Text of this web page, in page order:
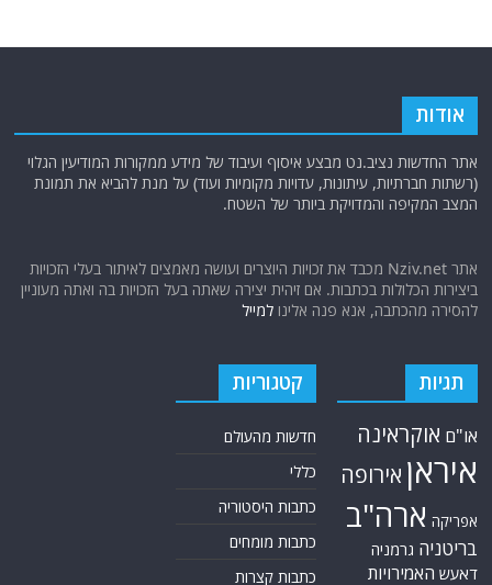
אודות
אתר החדשות נציב.נט מבצע איסוף ועיבוד של מידע ממקורות המודיעין הגלוי
(רשתות חברתיות, עיתונות, עדויות מקומיות ועוד) על מנת להביא את תמונת
המצב המקיפה והמדויקת ביותר של השטח.
אתר Nziv.net מכבד את זכויות היוצרים ועושה מאמצים לאיתור בעלי הזכויות
ביצירות הכלולות בכתבות. אם זיהית יצירה שאתה בעל הזכויות בה ואתה מעוניין
להסירה מהכתבה, אנא פנה אלינולמייל
תגיות
או"ם אוקראינה
איראן אירופה
אפריקה ארה"ב
בריטניה גרמניה
דאעש האמירויות
קטגוריות
חדשות מהעולם
כללי
כתבות היסטוריה
כתבות מומחים
כתבות קצרות